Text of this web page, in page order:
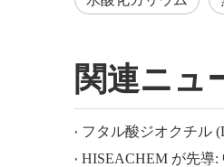
関連ニュ
フタル酸ジオクチル